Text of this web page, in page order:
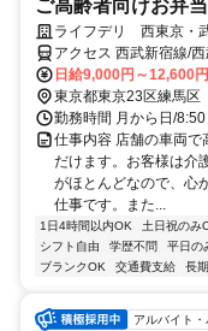
ご高齢者向けお弁
ライフデリ 西東京・
アクセス 西武新宿線/
井草北口徒歩約16分、
約17分 井荻駅徒歩14分
日給9,000円～12,600円
東京都東京23区練馬区
勤務時間 月から日/
仕事内容 店舗の車両で
だけます。お客様は介
がほとんどなので、心
仕事です。また...
1日4時間以内OK 土日祝のみ
シフト自由
学歴不問 平日の
ブランクOK
交通費支給 長
アルバイト・